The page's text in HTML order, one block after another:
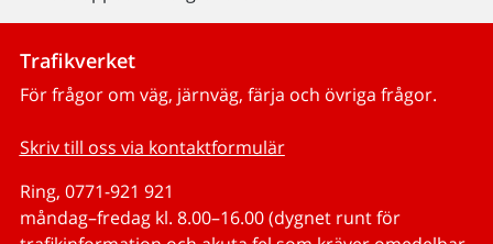
Trafikverket
För frågor om väg, järnväg, färja och övriga frågor.
Skriv till oss via kontaktformulär
Ring, 0771-921 921
måndag–fredag kl. 8.00–16.00 (dygnet runt för